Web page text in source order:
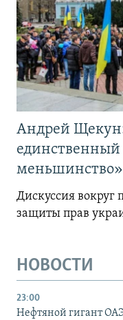
Андрей
единственный
меньшинство»
Дискуссия вокруг
защиты прав
НОВОСТИ
23:00
Нефтяной гигант